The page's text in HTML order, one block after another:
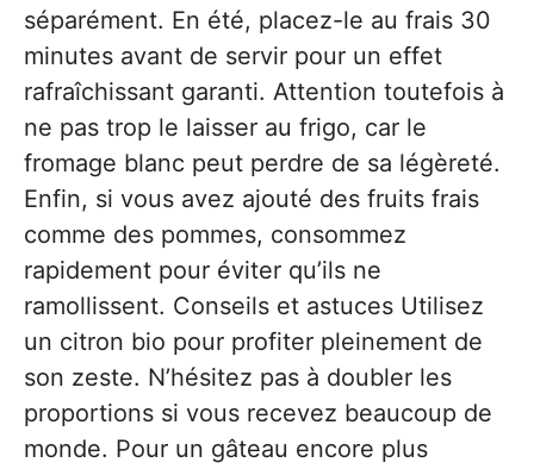
séparément. En été, placez-le au frais 30
minutes avant de servir pour un effet
rafraîchissant garanti. Attention toutefois à
ne pas trop le laisser au frigo, car le
fromage blanc peut perdre de sa légèreté.
Enfin, si vous avez ajouté des fruits frais
comme des pommes, consommez
rapidement pour éviter qu’ils ne
ramollissent. Conseils et astuces Utilisez
un citron bio pour profiter pleinement de
son zeste. N’hésitez pas à doubler les
proportions si vous recevez beaucoup de
monde. Pour un gâteau encore plus